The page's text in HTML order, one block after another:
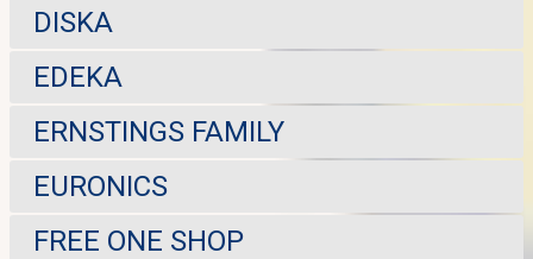
DISKA
EDEKA
ERNSTINGS FAMILY
EURONICS
FREE ONE SHOP